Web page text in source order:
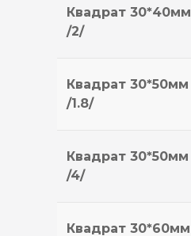
Квадрат 30*40мм
/2/
Квадрат 30*50мм
/1.8/
Квадрат 30*50мм
/4/
Квадрат 30*60мм